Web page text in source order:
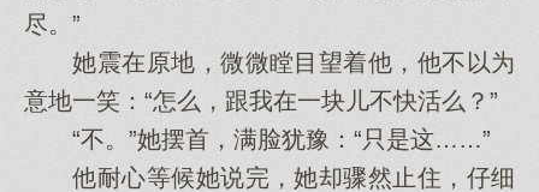
尽。”
她震在原地，微微瞠目望着他，他不以为
意地一笑：“怎么，跟我在一块儿不快活么？”
“不。”她摆首，满脸犹豫：“只是这……”
他耐心等候她说完，她却骤然止住，仔细